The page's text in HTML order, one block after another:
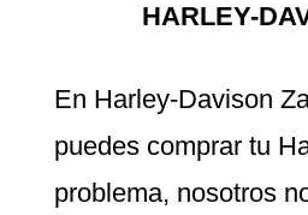
HARLEY-
En Harley-Davison
puedes comprar tu
problema, nosotros